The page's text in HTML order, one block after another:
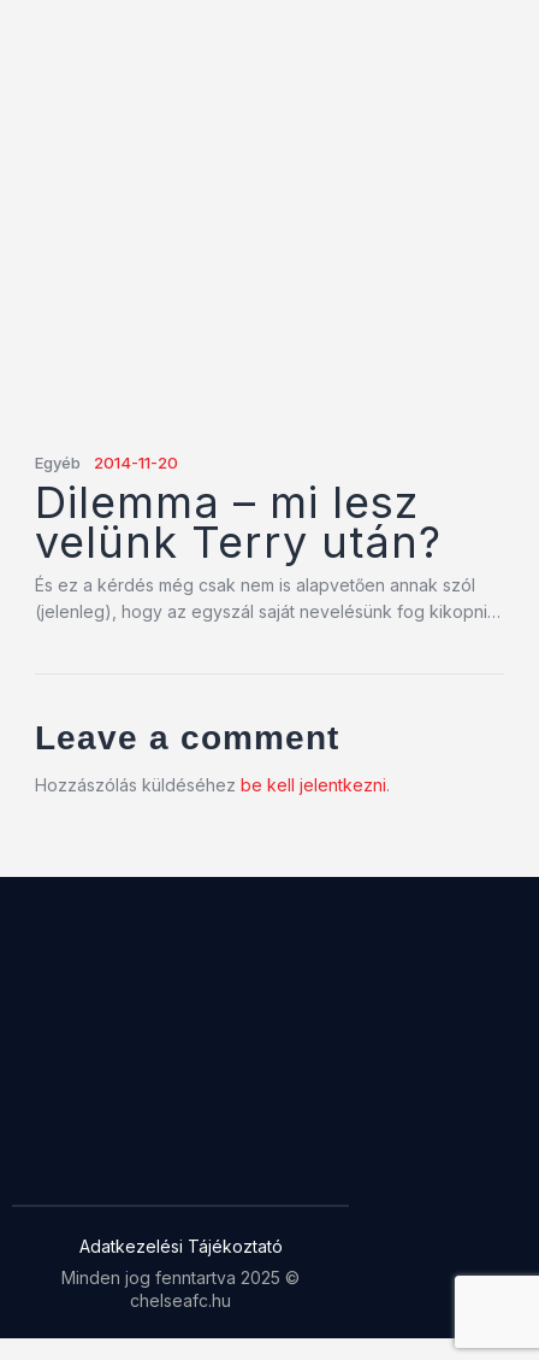
Egyéb 2014-11-20
Dilemma – mi lesz
velünk Terry után?
És ez a kérdés még csak nem is alapvetően annak szól
(jelenleg), hogy az egyszál saját nevelésünk fog kikopni…
Leave a comment
Hozzászólás küldéséhez be kell jelentkezni.
Adatkezelési Tájékoztató
Minden jog fenntartva 2025 ©
chelseafc.hu